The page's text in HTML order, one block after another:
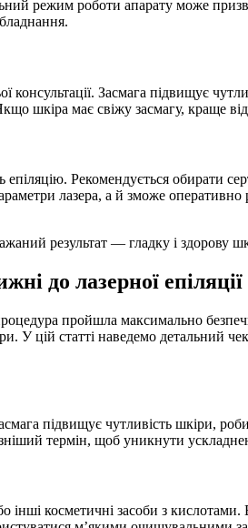
режим роботи апарату може
Засмага підвищує
шкіра має свіжу засмагу, краще
Рекомендується обирати
лазера, а й зможе оперативно
результат — гладку і здорову
до лазерної епіляції
пройшла максимально
У цій статті наведемо детальний
підвищує чутливість шкіри,
термін, щоб уникнути
інші косметичні засоби з